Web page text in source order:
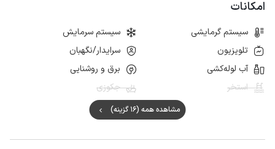
امکانات
سیستم گرمایشی
سیستم سرمایش
تلویزیون
سرایدار/نگهبان
آب لوله‌کشی
برق و روشنایی
استخر
جکوزی
مشاهده همه (16 گزینه)